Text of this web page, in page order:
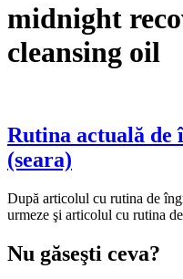
midnight
cleansing oil
Rutina actuală
(seara)
După articolul cu rutina de îngrijire a tenului dimineaţa, trebuia să
urmeze şi articolul cu rutina
Nu găseşti ceva?